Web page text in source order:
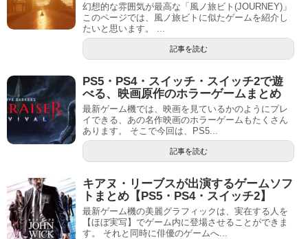
幻想的な雰囲気が最高な「風ノ旅ビト(JOURNEY)」
このページでは、風ノ旅ビトに似たゲームを紹介し
たいと思います。 ...
記事を読む
PS5・PS4・スイッチ・スイッチ2で遊
べる、映画原作のホラーゲームまとめ
最新ゲーム機では、映画を見ているかのようにプレ
イできる、あの名作映画のホラーゲームもたくさん
あります。 そこで今回は、PS5...
記事を読む
キアヌ・リーブスが出演するゲームソフ
トまとめ【PS5・PS4・スイッチ2】
最新ゲーム機の美麗グラフィックは、実在する人を
【ほぼ実写】でゲーム内に登場させることができま
す。 それと同時に俳優のゲームへ...